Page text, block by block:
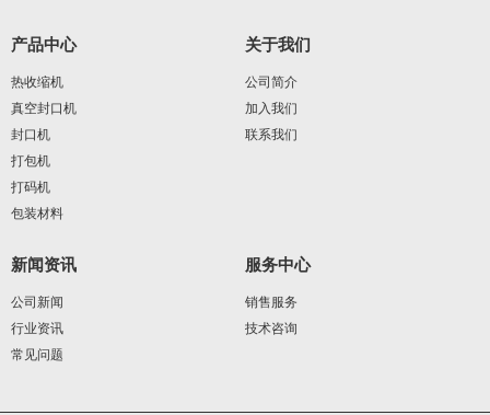
产品中心
热收缩机
真空封口机
封口机
打包机
打码机
包装材料
关于我们
公司简介
加入我们
联系我们
新闻资讯
公司新闻
行业资讯
常见问题
服务中心
销售服务
技术咨询